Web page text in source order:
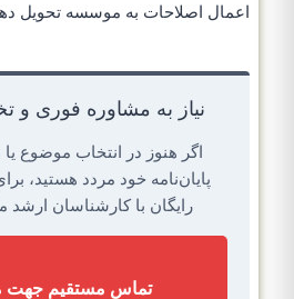
اعمال اصلاحات به موسسه تحویل
نیاز به مشاوره فوری و
اگر هنوز در انتخاب موضوع
پایان‌نامه خود مردد هستید،
رایگان با کارشناسان ارشد
تماس مستقیم جهت